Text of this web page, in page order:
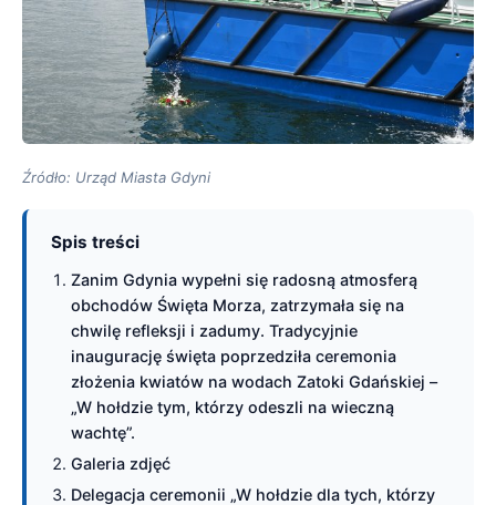
Źródło: Urząd Miasta Gdyni
Spis treści
Zanim Gdynia wypełni się radosną atmosferą
obchodów Święta Morza, zatrzymała się na
chwilę refleksji i zadumy. Tradycyjnie
inaugurację święta poprzedziła ceremonia
złożenia kwiatów na wodach Zatoki Gdańskiej –
„W hołdzie tym, którzy odeszli na wieczną
wachtę”.
Galeria zdjęć
Delegacja ceremonii „W hołdzie dla tych, którzy